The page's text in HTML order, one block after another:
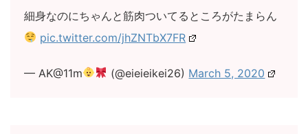
細身なのにちゃんと筋肉ついてるところがたまらん
pic.twitter.com/jhZNTbX7FR
— AK@11m (@eieieikei26) March 5, 2020